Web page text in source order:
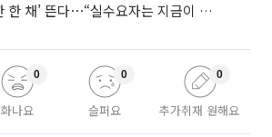
강남 밖 ‘덜 똘똘한 한 채’ 뜬다⋯“실수요자는 지금이 기회”
화나요
0
슬퍼요
0
추가취재 원해요
0